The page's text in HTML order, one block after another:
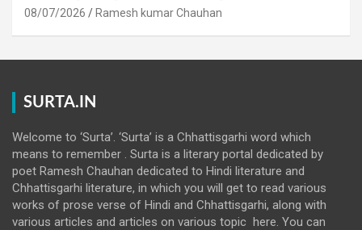
08/07/2026 Ramesh kumar Chauhan
SURTA.IN
Welcome to ‘Surta’. ‘Surta’ is a Chhattisgarhi word which
means to remember . Surta is a literary portal dedicated by
poet Ramesh Chauhan dedicated to Hindi literature and
Chhattisgarhi literature, in which you will get to read various
works of prose verse of Hindi and Chhattisgarhi, along with
various articles and articles on various topic here. You can